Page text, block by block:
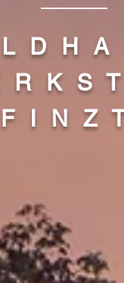
D H A
R K S
I N Z